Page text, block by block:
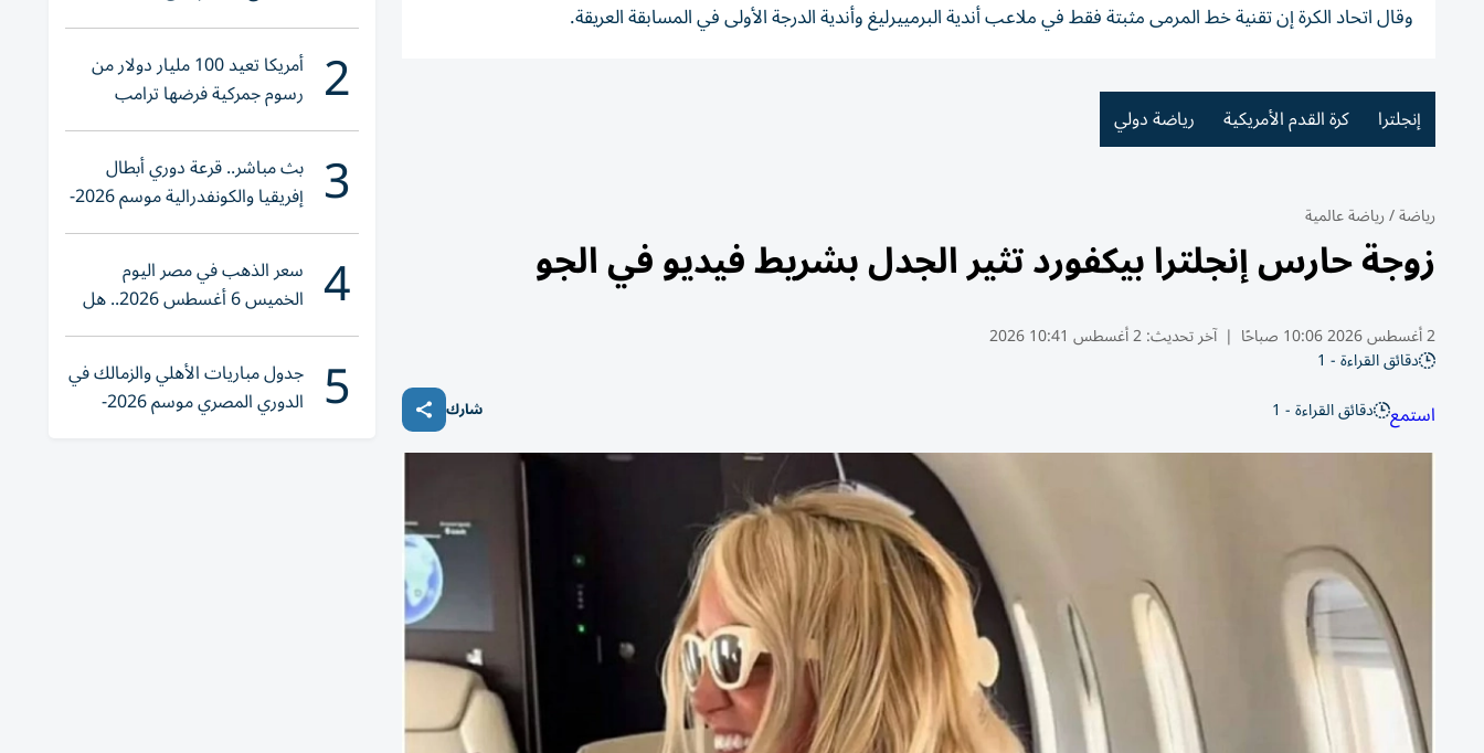
وقال اتحاد الكرة إن تقنية خط المرمى مثبتة فقط في ملاعب أندية البرمييرليغ وأندية الدرجة الأولى في المسابقة العريقة.
إنجلترا كرة القدم الأمريكية رياضة دولي
رياضة/رياضة عالمية
زوجة حارس إنجلترا بيكفورد تثير الجدل بشريط فيديو في الجو
2 أغسطس 2026 10:06 صباحًا | آخر تحديث:2 أغسطس 10:41 2026
دقائق القراءة - 1
استمع دقائق القراءة - 1 شارك
2 أمريكا تعيد 100 مليار دولار من
رسوم جمركية فرضها ترامب
3 بث مباشر.. قرعة دوري أبطال
إفريقيا والكونفدرالية موسم 2026-
2027
4 سعر الذهب في مصر اليوم
الخميس 6 أغسطس 2026.. هل
تنوي الشراء؟
5 جدول مباريات الأهلي والزمالك في
الدوري المصري موسم 2026-